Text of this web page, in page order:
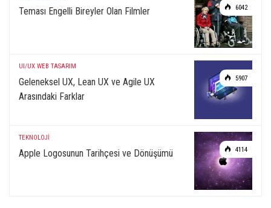
6042
Teması Engelli Bireyler Olan Filmler
5907
UI/UX WEB TASARIM
Geleneksel UX, Lean UX ve Agile UX
Arasındaki Farklar
4114
TEKNOLOJİ
Apple Logosunun Tarihçesi ve Dönüşümü